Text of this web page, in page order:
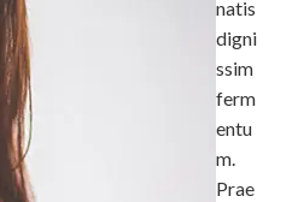
natis
digni
ssim
ferm
entu
m.
Prae